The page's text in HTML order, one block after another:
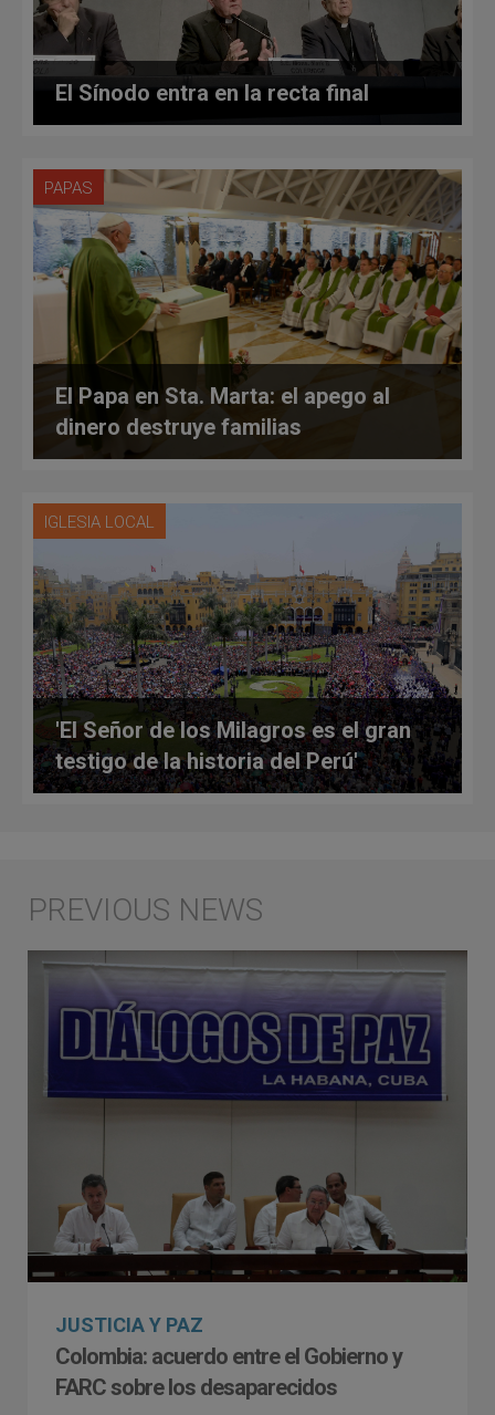
El Sínodo entra en la recta final
PAPAS
El Papa en Sta. Marta: el apego al
dinero destruye familias
IGLESIA LOCAL
'El Señor de los Milagros es el gran
testigo de la historia del Perú'
JUSTICIA Y PAZ
Colombia: acuerdo entre el Gobierno y
FARC sobre los desaparecidos